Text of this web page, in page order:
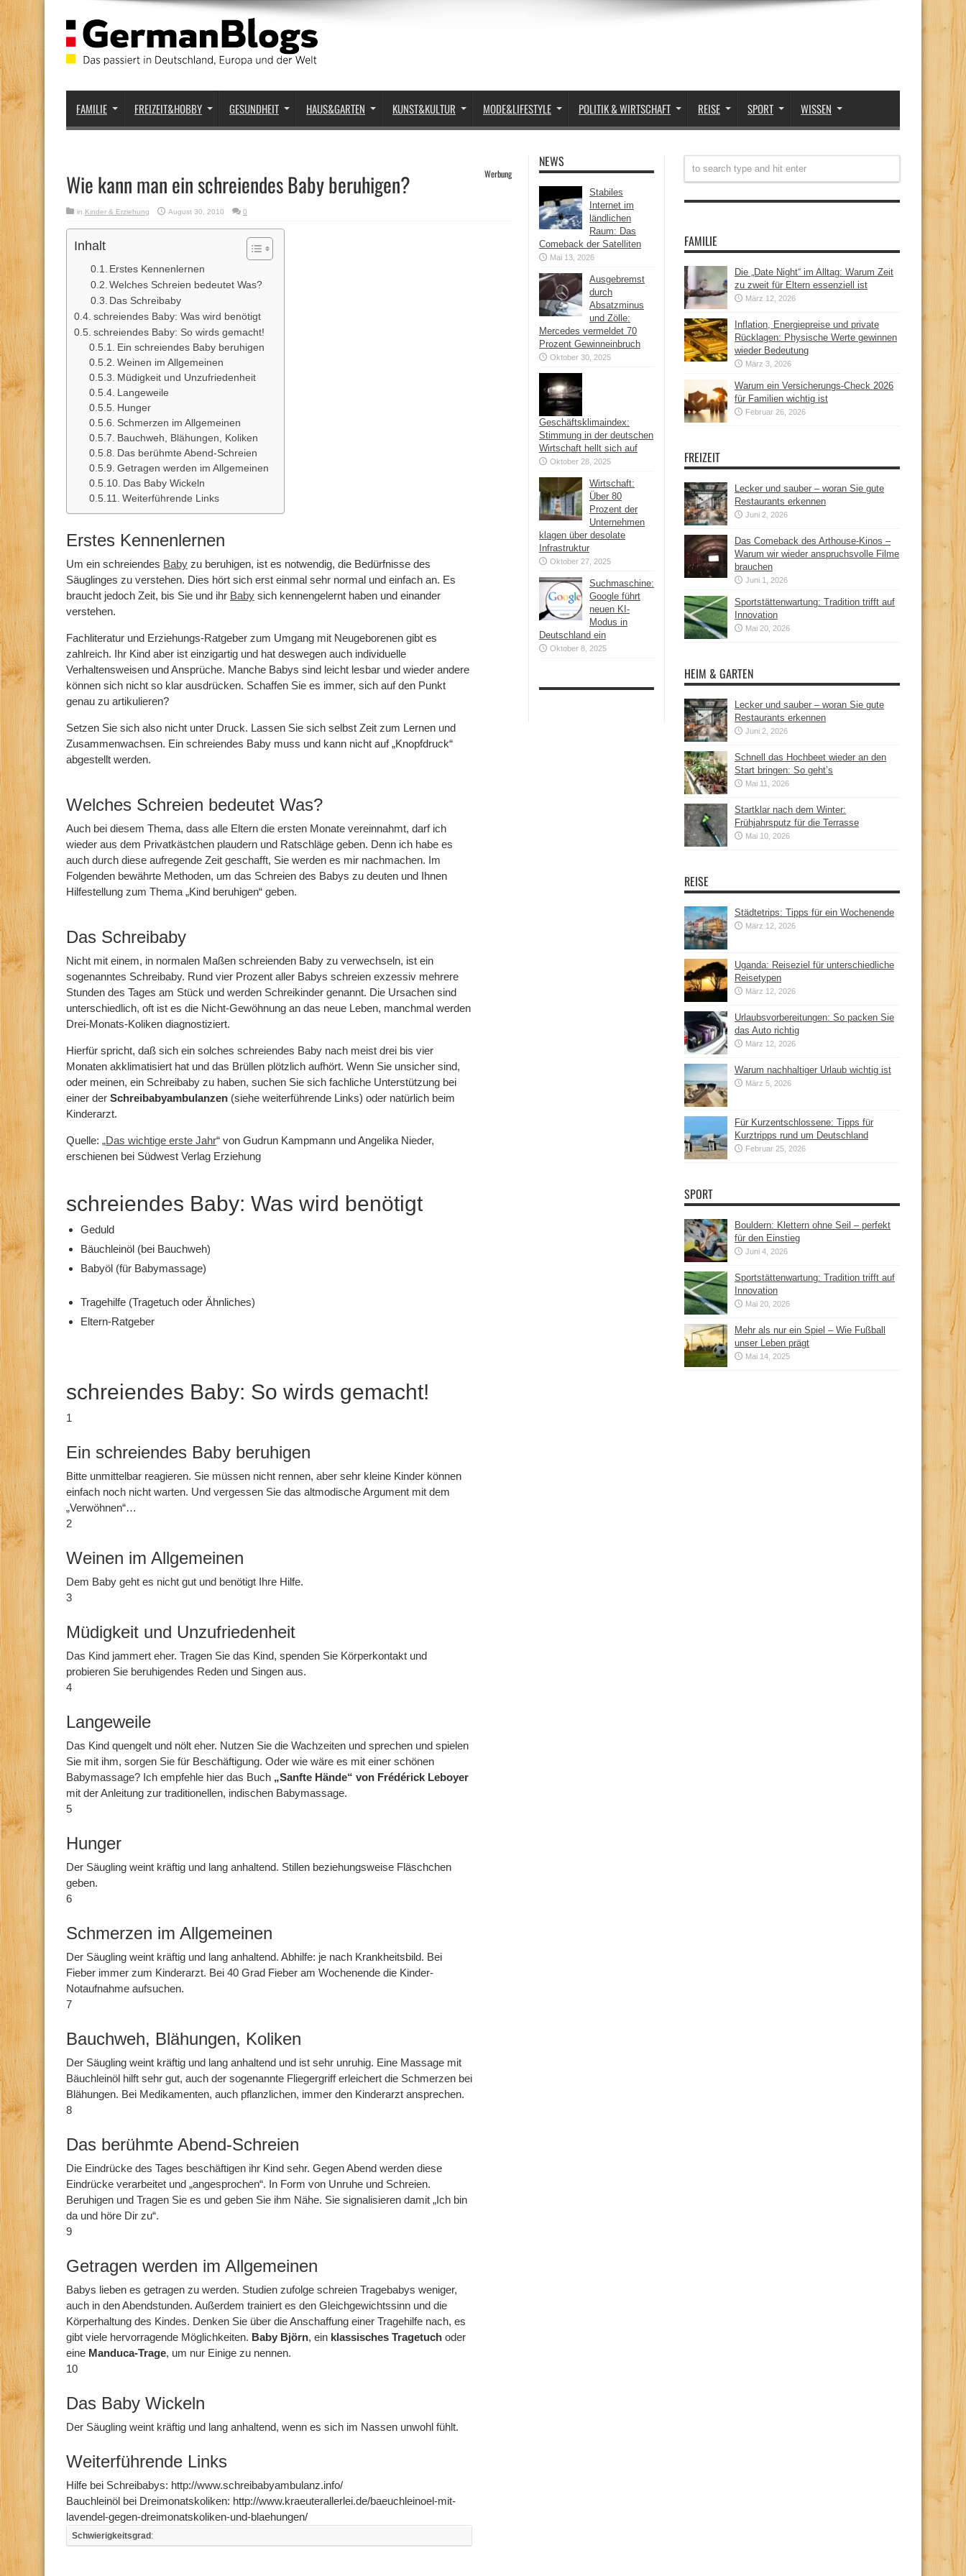
FAMILIE FREIZEIT&HOBBY GESUNDHEIT HAUS&GARTEN KUNST&KULTUR MODE&LIFESTYLE POLITIK & WIRTSCHAFT REISE SPORT WISSEN
Wie kann man ein schreiendes Baby beruhigen? Werbung
in Kinder & Erziehung August 30, 2010 0
Inhalt
Erstes Kennenlernen
Welches Schreien bedeutet Was?
Das Schreibaby
schreiendes Baby: Was wird benötigt
schreiendes Baby: So wirds gemacht!
Ein schreiendes Baby beruhigen
Weinen im Allgemeinen
Müdigkeit und Unzufriedenheit
Langeweile
Hunger
Schmerzen im Allgemeinen
Bauchweh, Blähungen, Koliken
Das berühmte Abend-Schreien
Getragen werden im Allgemeinen
Das Baby Wickeln
Weiterführende Links
Erstes Kennenlernen
Um ein schreiendes Baby zu beruhigen, ist es notwendig, die Bedürfnisse des
Säuglinges zu verstehen. Dies hört sich erst einmal sehr normal und einfach an. Es
braucht jedoch Zeit, bis Sie und ihr Baby sich kennengelernt haben und einander
verstehen.
Fachliteratur und Erziehungs-Ratgeber zum Umgang mit Neugeborenen gibt es
zahlreich. Ihr Kind aber ist einzigartig und hat deswegen auch individuelle
Verhaltensweisen und Ansprüche. Manche Babys sind leicht lesbar und wieder andere
können sich nicht so klar ausdrücken. Schaffen Sie es immer, sich auf den Punkt
genau zu artikulieren?
Setzen Sie sich also nicht unter Druck. Lassen Sie sich selbst Zeit zum Lernen und
Zusammenwachsen. Ein schreiendes Baby muss und kann nicht auf „Knopfdruck“
abgestellt werden.
Welches Schreien bedeutet Was?
Auch bei diesem Thema, dass alle Eltern die ersten Monate vereinnahmt, darf ich
wieder aus dem Privatkästchen plaudern und Ratschläge geben. Denn ich habe es
auch durch diese aufregende Zeit geschafft, Sie werden es mir nachmachen. Im
Folgenden bewährte Methoden, um das Schreien des Babys zu deuten und Ihnen
Hilfestellung zum Thema „Kind beruhigen“ geben.
Das Schreibaby
Nicht mit einem, in normalen Maßen schreienden Baby zu verwechseln, ist ein
sogenanntes Schreibaby. Rund vier Prozent aller Babys schreien exzessiv mehrere
Stunden des Tages am Stück und werden Schreikinder genannt. Die Ursachen sind
unterschiedlich, oft ist es die Nicht-Gewöhnung an das neue Leben, manchmal werden
Drei-Monats-Koliken diagnostiziert.
Hierfür spricht, daß sich ein solches schreiendes Baby nach meist drei bis vier
Monaten akklimatisiert hat und das Brüllen plötzlich aufhört. Wenn Sie unsicher sind,
oder meinen, ein Schreibaby zu haben, suchen Sie sich fachliche Unterstützung bei
einer der Schreibabyambulanzen (siehe weiterführende Links) oder natürlich beim
Kinderarzt.
Quelle: „Das wichtige erste Jahr“ von Gudrun Kampmann und Angelika Nieder,
erschienen bei Südwest Verlag Erziehung
schreiendes Baby: Was wird benötigt
Geduld
Bäuchleinöl (bei Bauchweh)
Babyöl (für Babymassage)
Tragehilfe (Tragetuch oder Ähnliches)
Eltern-Ratgeber
schreiendes Baby: So wirds gemacht!
1
Ein schreiendes Baby beruhigen
Bitte unmittelbar reagieren. Sie müssen nicht rennen, aber sehr kleine Kinder können
einfach noch nicht warten. Und vergessen Sie das altmodische Argument mit dem
„Verwöhnen“…
2
Weinen im Allgemeinen
Dem Baby geht es nicht gut und benötigt Ihre Hilfe.
3
Müdigkeit und Unzufriedenheit
Das Kind jammert eher. Tragen Sie das Kind, spenden Sie Körperkontakt und
probieren Sie beruhigendes Reden und Singen aus.
4
Langeweile
Das Kind quengelt und nölt eher. Nutzen Sie die Wachzeiten und sprechen und spielen
Sie mit ihm, sorgen Sie für Beschäftigung. Oder wie wäre es mit einer schönen
Babymassage? Ich empfehle hier das Buch „Sanfte Hände“ von Frédérick Leboyer
mit der Anleitung zur traditionellen, indischen Babymassage.
5
Hunger
Der Säugling weint kräftig und lang anhaltend. Stillen beziehungsweise Fläschchen
geben.
6
Schmerzen im Allgemeinen
Der Säugling weint kräftig und lang anhaltend. Abhilfe: je nach Krankheitsbild. Bei
Fieber immer zum Kinderarzt. Bei 40 Grad Fieber am Wochenende die Kinder-
Notaufnahme aufsuchen.
7
Bauchweh, Blähungen, Koliken
Der Säugling weint kräftig und lang anhaltend und ist sehr unruhig. Eine Massage mit
Bäuchleinöl hilft sehr gut, auch der sogenannte Fliegergriff erleichert die Schmerzen bei
Blähungen. Bei Medikamenten, auch pflanzlichen, immer den Kinderarzt ansprechen.
8
Das berühmte Abend-Schreien
Die Eindrücke des Tages beschäftigen ihr Kind sehr. Gegen Abend werden diese
Eindrücke verarbeitet und „angesprochen“. In Form von Unruhe und Schreien.
Beruhigen und Tragen Sie es und geben Sie ihm Nähe. Sie signalisieren damit „Ich bin
da und höre Dir zu“.
9
Getragen werden im Allgemeinen
Babys lieben es getragen zu werden. Studien zufolge schreien Tragebabys weniger,
auch in den Abendstunden. Außerdem trainiert es den Gleichgewichtssinn und die
Körperhaltung des Kindes. Denken Sie über die Anschaffung einer Tragehilfe nach, es
gibt viele hervorragende Möglichkeiten. Baby Björn, ein klassisches Tragetuch oder
eine Manduca-Trage, um nur Einige zu nennen.
10
Das Baby Wickeln
Der Säugling weint kräftig und lang anhaltend, wenn es sich im Nassen unwohl fühlt.
Weiterführende Links
Hilfe bei Schreibabys: http://www.schreibabyambulanz.info/
Bauchleinöl bei Dreimonatskoliken: http://www.kraeuterallerlei.de/baeuchleinoel-mit-
lavendel-gegen-dreimonatskoliken-und-blaehungen/
Schwierigkeitsgrad :
NEWS
Stabiles
Internet im
ländlichen
Raum: Das
Comeback der Satelliten
Mai 13, 2026
Ausgebremst
durch
Absatzminus
und Zölle:
Mercedes vermeldet 70
Prozent Gewinneinbruch
Oktober 30, 2025
Geschäftsklimaindex:
Stimmung in der deutschen
Wirtschaft hellt sich auf
Oktober 28, 2025
Wirtschaft:
Über 80
Prozent der
Unternehmen
klagen über desolate
Infrastruktur
Oktober 27, 2025
Suchmaschine:
Google führt
neuen KI-
Modus in
Deutschland ein
Oktober 8, 2025
FAMILIE
Die „Date Night“ im Alltag: Warum Zeit
zu zweit für Eltern essenziell ist
März 12, 2026
Inflation, Energiepreise und private
Rücklagen: Physische Werte gewinnen
wieder Bedeutung
März 3, 2026
Warum ein Versicherungs-Check 2026
für Familien wichtig ist
Februar 26, 2026
FREIZEIT
Lecker und sauber – woran Sie gute
Restaurants erkennen
Juni 2, 2026
Das Comeback des Arthouse-Kinos –
Warum wir wieder anspruchsvolle Filme
brauchen
Juni 1, 2026
Sportstättenwartung: Tradition trifft auf
Innovation
Mai 20, 2026
HEIM & GARTEN
Lecker und sauber – woran Sie gute
Restaurants erkennen
Juni 2, 2026
Schnell das Hochbeet wieder an den
Start bringen: So geht’s
Mai 11, 2026
Startklar nach dem Winter:
Frühjahrsputz für die Terrasse
Mai 10, 2026
REISE
Städtetrips: Tipps für ein Wochenende
März 12, 2026
Uganda: Reiseziel für unterschiedliche
Reisetypen
März 12, 2026
Urlaubsvorbereitungen: So packen Sie
das Auto richtig
März 12, 2026
Warum nachhaltiger Urlaub wichtig ist
März 5, 2026
Für Kurzentschlossene: Tipps für
Kurztripps rund um Deutschland
Februar 25, 2026
SPORT
Bouldern: Klettern ohne Seil – perfekt
für den Einstieg
Juni 4, 2026
Sportstättenwartung: Tradition trifft auf
Innovation
Mai 20, 2026
Mehr als nur ein Spiel – Wie Fußball
unser Leben prägt
Mai 14, 2025